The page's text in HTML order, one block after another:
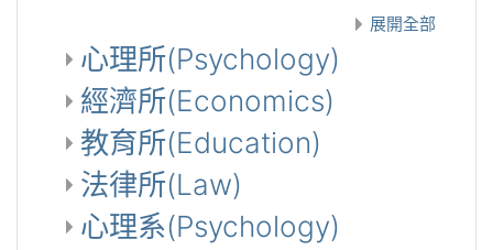
展開全部
心理所(Psychology)
經濟所(Economics)
教育所(Education)
法律所(Law)
心理系(Psychology)